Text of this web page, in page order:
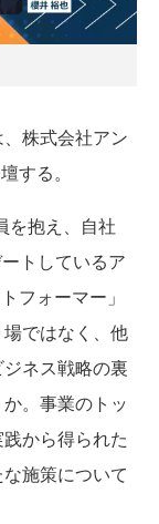
株式会社アン
する。
を抱え、自社
トしているア
フォーマー」
ではなく、他
ネス戦略の裏
。事業のトッ
から得られた
施策について